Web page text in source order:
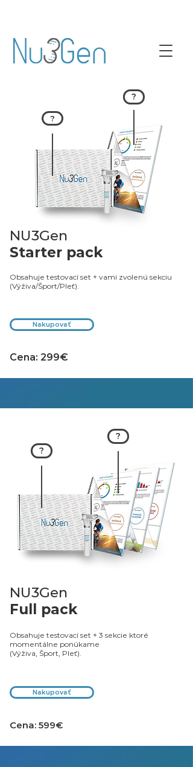
NU3Gen
Starter pack
?
?
Obsahuje testovací set + vami zvolenú sekciu
(Výživa/Šport/Pleť).
Nakupovať
Cena: 299€
NU3Gen
Full pack
?
?
Obsahuje testovací set + 3 sekcie ktoré
momentálne ponúkame
(Výživa, Šport, Pleť).
Nakupovať
Cena: 599€